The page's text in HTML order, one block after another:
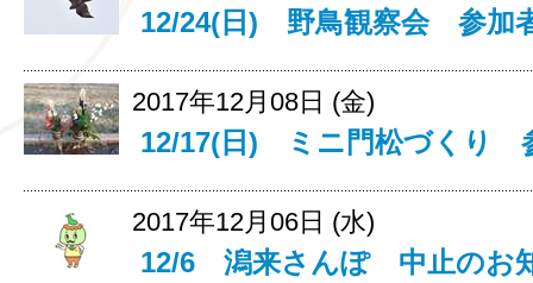
12/24(日) 野鳥観察会 参加
2017年12月08日 (金)
12/17(日) ミニ門松づくり
2017年12月06日 (水)
12/6 潟来さんぽ 中止のお